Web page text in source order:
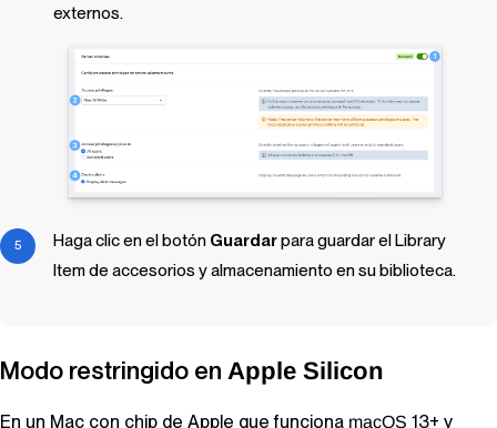
externos.
Haga clic en el botón Guardarpara guardar elLibrary
Itemde accesorios y almacenamiento en su biblioteca.
Modo restringido en Apple Silicon
En un Mac con chip de Apple que funciona macOS 13+ y